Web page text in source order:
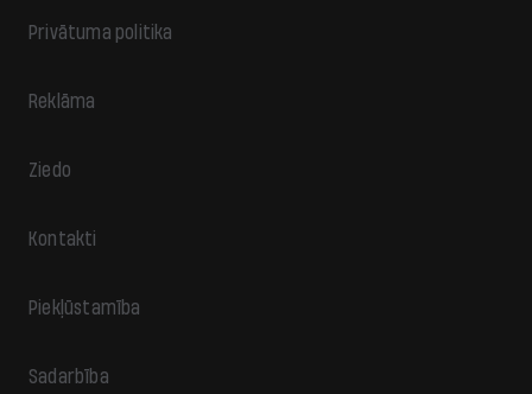
Privātuma politika
Reklāma
Ziedo
Kontakti
Piekļūstamība
Sadarbība